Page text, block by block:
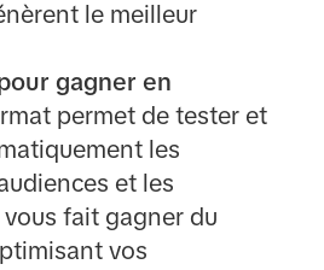
le meilleur
gagner en
permet de tester et
les
et les
fait gagner du
vos